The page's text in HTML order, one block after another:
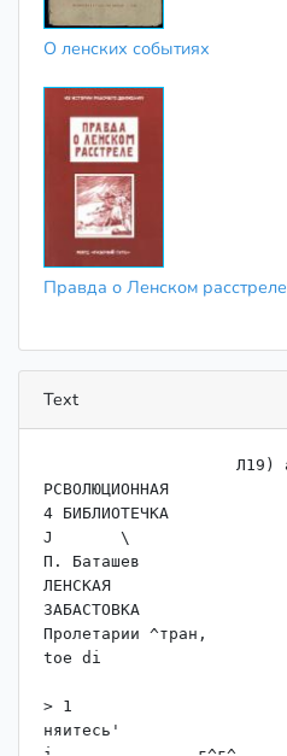
О ленских событиях
Правда о Ленском расстреле
Text
РСВОЛЮЦИОННАЯ
4 БИБЛИОТЕЧКА
J	\
П. Баташев
ЛЕНСКАЯ
ЗАБАСТОВКА
Пролетарии ^тран,
toe di
> 1
няитесь'